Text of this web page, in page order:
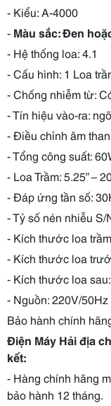
- Kiểu: A-4000
- Màu sắc: Đen
- Hệ thống loa: 4.1
- Cấu hình: 1 Loa
- Chống nhiễm từ:
- Tín hiệu vào-ra:
- Điều chỉnh âm
- Tổng công suất:
- Loa Trầm: 5.25” –
- Đáp ứng tần số:
- Tỷ số nén nhiễu S/
- Kích thước loa
- Kích thước loa
- Kích thước loa
- Nguồn: 220V/50Hz
Bảo hành chính
Điện Máy Hải địa
kết:
- Hàng chính hãng
bảo hành 12 tháng.